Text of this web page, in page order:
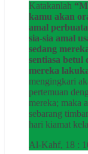
Katakanlah
kamu akan
amal
sia-sia amal
sedang
sentiasa betul
mereka
mengingkari
pertemuan
mereka; maka
sebarang
hari kiamat
Al-Kahf, 18 :